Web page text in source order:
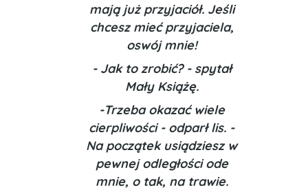
mają już przyjaciół. Jeśli
chcesz mieć przyjaciela,
oswój mnie!
- Jak to zrobić? - spytał
Mały Książę.
-Trzeba okazać wiele
cierpliwości - odparł lis. -
Na początek usiądziesz w
pewnej odległości ode
mnie, o tak, na trawie.